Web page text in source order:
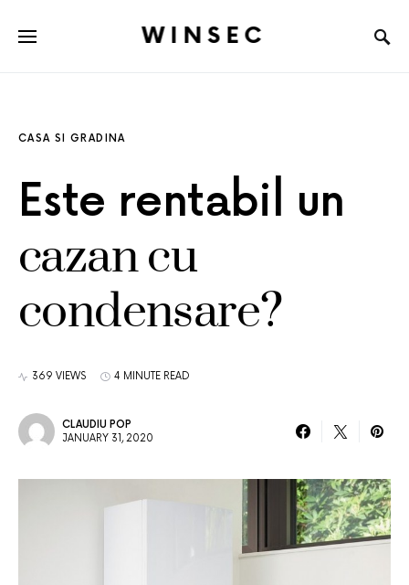
WINSEC
CASA SI GRADINA
Este rentabil un
cazan cu
condensare?
369 VIEWS 4 MINUTE READ
CLAUDIU POP
JANUARY 31, 2020